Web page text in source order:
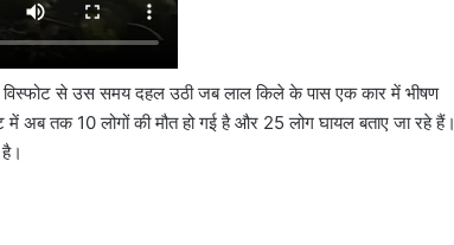
विस्फोट से उस समय दहल उठी जब लाल किले के पास एक कार में भीषण
अब तक 10 लोगों की मौत हो गई है और 25 लोग घायल बताए जा रहे हैं।